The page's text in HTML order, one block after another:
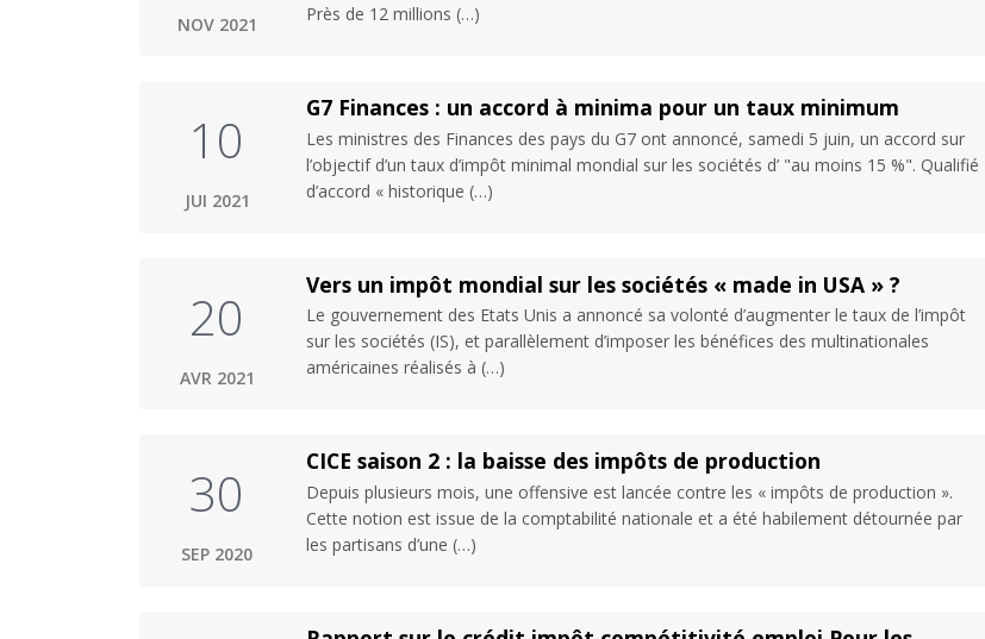
NOV 2021
Près de 12 millions (…)
10
JUI 2021
G7 Finances : un accord à minima pour un taux minimum
Les ministres des Finances des pays du G7 ont annoncé, samedi 5 juin, un accord sur
l’objectif d’un taux d’impôt minimal mondial sur les sociétés d’ "au moins 15 %". Qualifié
d’accord « historique (…)
20
AVR 2021
Vers un impôt mondial sur les sociétés « made in USA » ?
Le gouvernement des Etats Unis a annoncé sa volonté d’augmenter le taux de l’impôt
sur les sociétés (IS), et parallèlement d’imposer les bénéfices des multinationales
américaines réalisés à (…)
30
SEP 2020
CICE saison 2 : la baisse des impôts de production
Depuis plusieurs mois, une offensive est lancée contre les « impôts de production ».
Cette notion est issue de la comptabilité nationale et a été habilement détournée par
les partisans d’une (…)